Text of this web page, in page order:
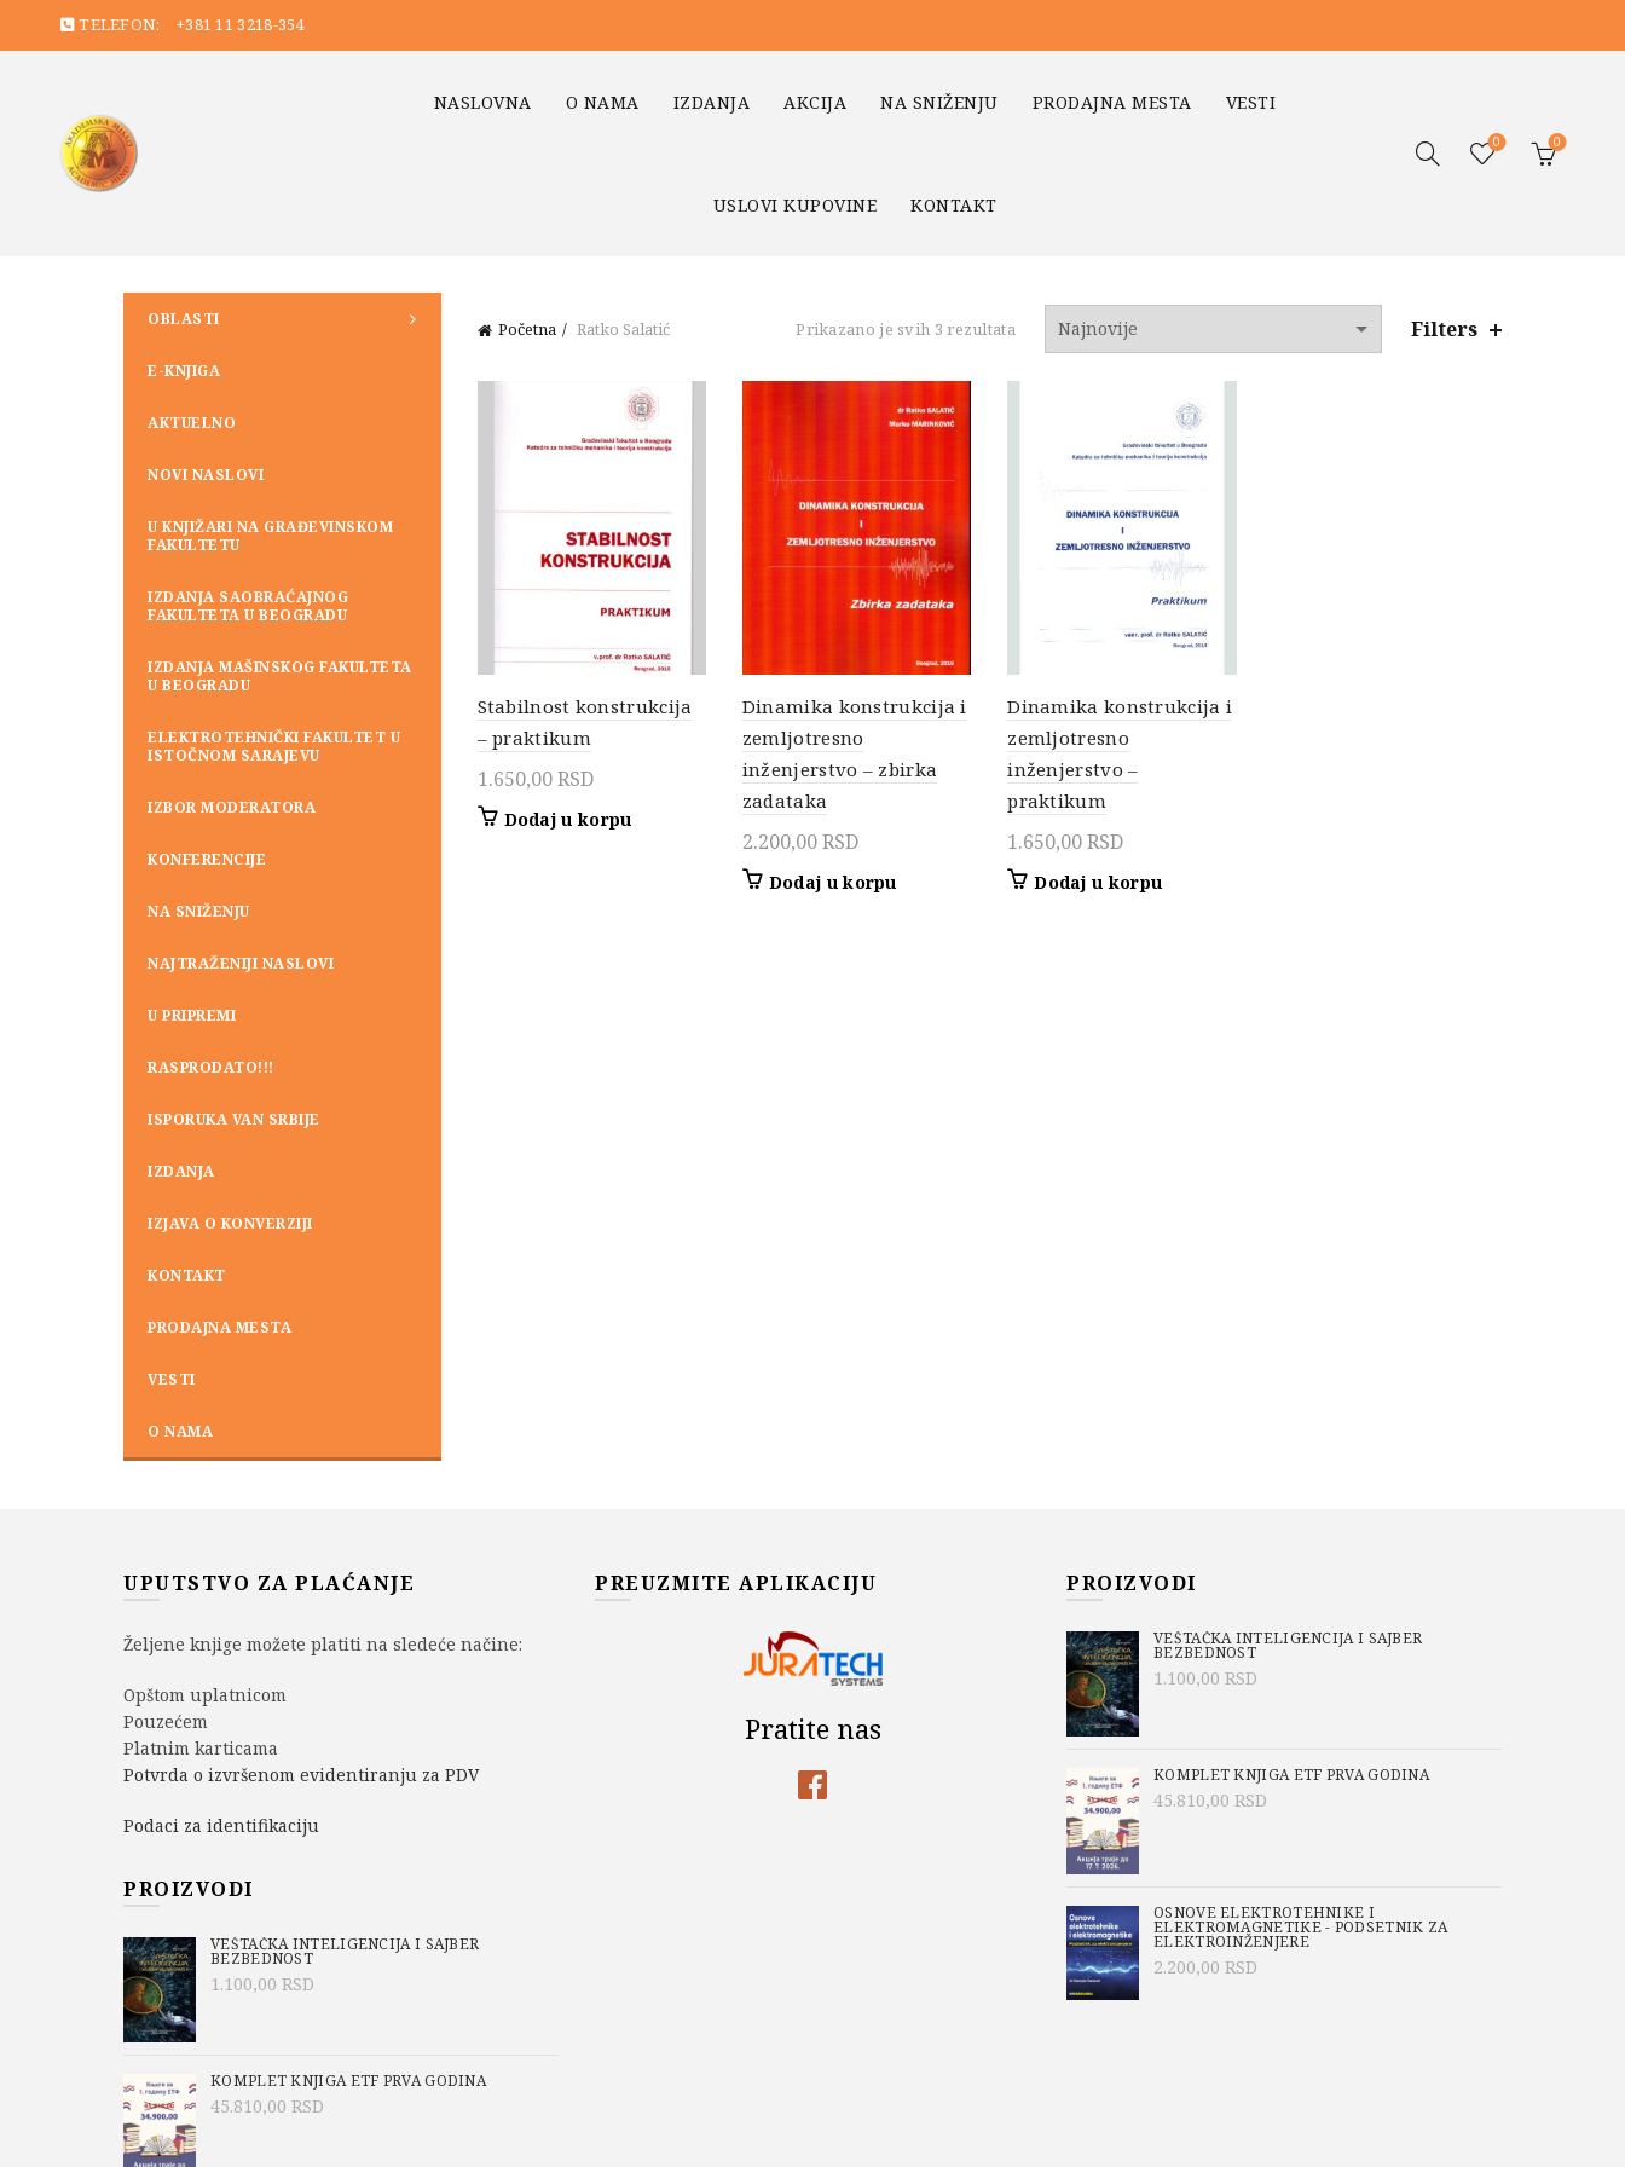
TELEFON: +381 11 3218-354
NASLOVNA O NAMA IZDANJA AKCIJA NA SNIŽENJU PRODAJNA MESTA VESTI
USLOVI KUPOVINE KONTAKT
0 0
Početna Ratko Salatić Prikazano je svih 3 rezultata Sortirano
najnovijem
Filters
Stabilnost konstrukcija
– praktikum
1.650,00RSD
Dodaj u korpu
Dinamika konstrukcija i
zemljotresno
inženjerstvo – zbirka
zadataka
2.200,00RSD
Dodaj u korpu
Dinamika konstrukcija i
zemljotresno
inženjerstvo –
praktikum
1.650,00RSD
Dodaj u korpu
OBLASTI
E-KNJIGA
AKTUELNO
NOVI NASLOVI
U KNJIŽARI NA GRAĐEVINSKOM
FAKULTETU
IZDANJA SAOBRAĆAJNOG
FAKULTETA U BEOGRADU
IZDANJA MAŠINSKOG FAKULTETA
U BEOGRADU
ELEKTROTEHNIČKI FAKULTET U
ISTOČNOM SARAJEVU
IZBOR MODERATORA
KONFERENCIJE
NA SNIŽENJU
NAJTRAŽENIJI NASLOVI
U PRIPREMI
RASPRODATO!!!
ISPORUKA VAN SRBIJE
IZDANJA
IZJAVA O KONVERZIJI
KONTAKT
PRODAJNA MESTA
VESTI
O NAMA
UPUTSTVO ZA PLAĆANJE
Željene knjige možete platiti na sledeće načine:
Opštom uplatnicom
Pouzećem
Platnim karticama
Potvrda o izvršenom evidentiranju za PDV
Podaci za identifikaciju
PROIZVODI
VEŠTAČKA INTELIGENCIJA I SAJBER
BEZBEDNOST
1.100,00 RSD
KOMPLET KNJIGA ETF PRVA GODINA
45.810,00 RSD
PREUZMITE APLIKACIJU
Pratite nas
PROIZVODI
VEŠTAČKA INTELIGENCIJA I SAJBER
BEZBEDNOST
1.100,00 RSD
KOMPLET KNJIGA ETF PRVA GODINA
45.810,00 RSD
OSNOVE ELEKTROTEHNIKE I
ELEKTROMAGNETIKE - PODSETNIK ZA
ELEKTROINŽENJERE
2.200,00 RSD